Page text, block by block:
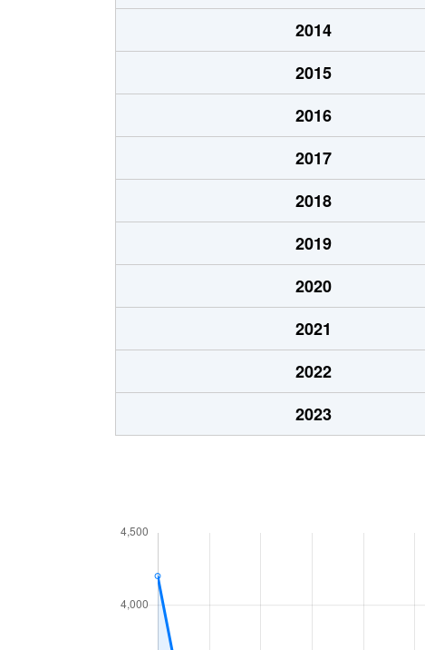
市名坂
3,800万円 泉中央
市名坂
1,900万円 泉中央
永和台
1,800万円 泉中央
永和台
1,500万円 泉中央
桂
3,100万円 泉中央
桂
3,500万円 泉中央
3,800万円
3,900万円
5,100万円
加茂
480万円 八乙女
加茂
2014
2015
2016
2017
2018
2019
2020
2021
2022
2023